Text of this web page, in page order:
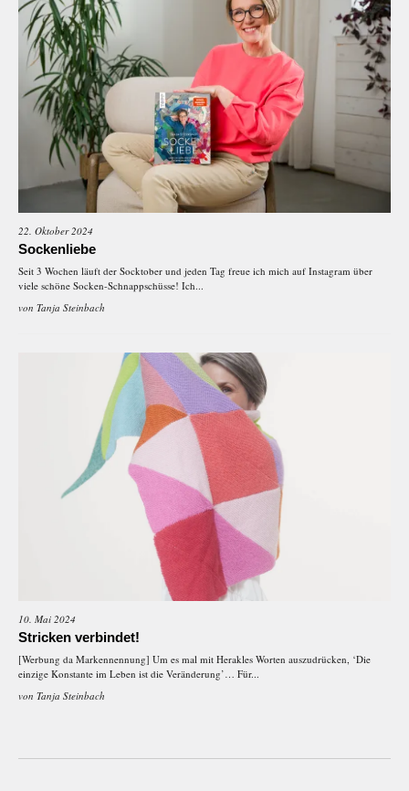
22. Oktober 2024
Sockenliebe
Seit 3 Wochen läuft der Socktober und jeden Tag freue ich mich auf Instagram über
viele schöne Socken-Schnappschüsse! Ich...
von Tanja Steinbach
10. Mai 2024
Stricken verbindet!
[Werbung da Markennennung] Um es mal mit Herakles Worten auszudrücken, ‘Die
einzige Konstante im Leben ist die Veränderung’… Für...
von Tanja Steinbach